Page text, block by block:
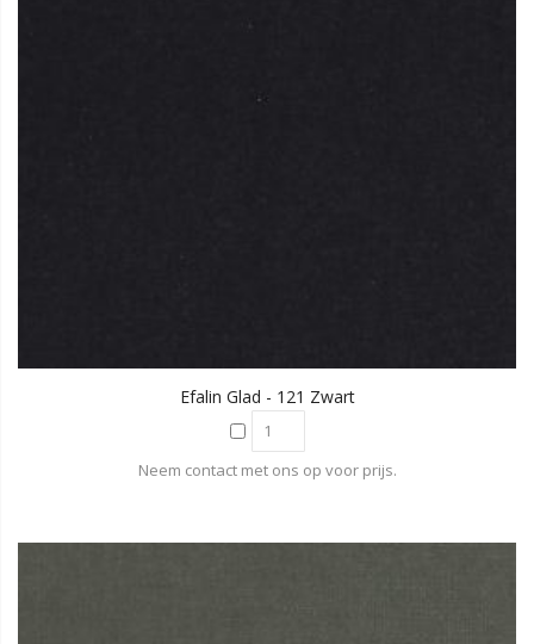
Efalin Glad - 121 Zwart
Neem contact met ons op voor prijs.